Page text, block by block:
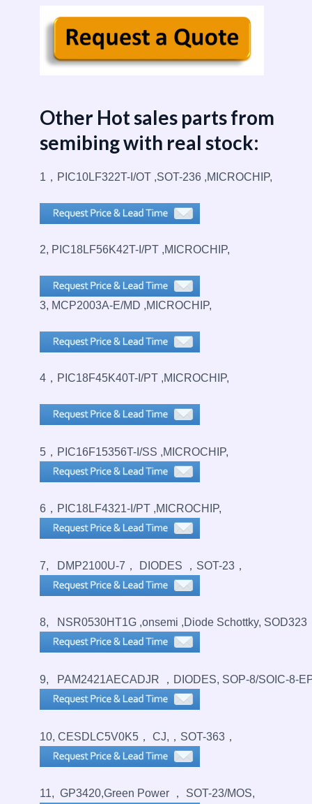
Other Hot sales parts from
semibing with real stock:
1，PIC10LF322T-I/OT ,SOT-236 ,MICROCHIP,
2, PIC18LF56K42T-I/PT ,MICROCHIP,
3, MCP2003A-E/MD ,MICROCHIP,
4，PIC18F45K40T-I/PT ,MICROCHIP,
5，PIC16F15356T-I/SS ,MICROCHIP,
6，PIC18LF4321-I/PT ,MICROCHIP,
7, DMP2100U-7， DIODES ，SOT-23，
8, NSR0530HT1G ,onsemi ,Diode Schottky, SOD323
9, PAM2421AECADJR ，DIODES, SOP-8/SOIC-8-
10, CESDLC5V0K5， CJ,，SOT-363，
11, GP3420,Green Power ， SOT-23/MOS,